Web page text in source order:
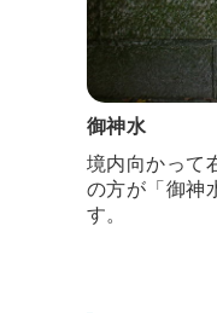
御神水
境内向かって
の方が「御神
す。